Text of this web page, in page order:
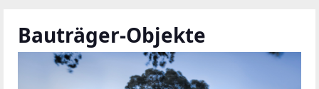
Bauträger-Objekte